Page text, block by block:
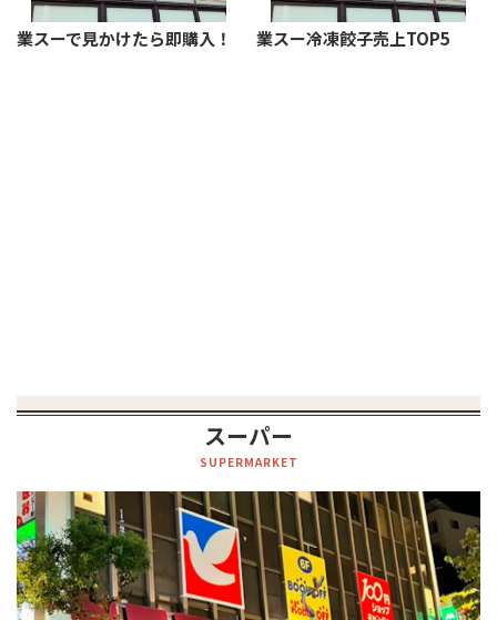
業スーで見かけたら即購入！ 業スー冷凍餃子売上TOP5
スーパー
SUPERMARKET